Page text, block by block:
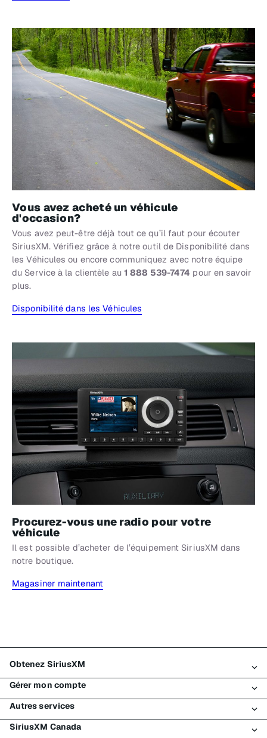
Vous avez acheté un véhicule
d'occasion?
Vous avez peut-être déjà tout ce qu’il faut pour écouter
SiriusXM. Vérifiez grâce à notre outil de Disponibilité dans
les Véhicules ou encore communiquez avec notre équipe
du Service à la clientèle au 1 888 539-7474 pour en savoir
plus.
Disponibilité dans les Véhicules
Procurez-vous une radio pour votre
véhicule
Il est possible d’acheter de l’équipement SiriusXM dans
notre boutique.
Magasiner maintenant
Obtenez SiriusXM
Tous les forfaits
Mon essai SiriusXM
Mon abonnement
Gérer mon compte
Connexion
Enregistrement
Autres services
Traffic et Travel
SiriusXM Canada